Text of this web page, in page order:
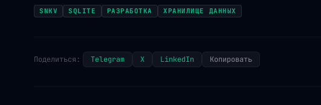
SNKV SQLITE РАЗРАБОТКА ХРАНИЛИЩЕ ДАННЫХ
Поделиться: Telegram X LinkedIn Копировать